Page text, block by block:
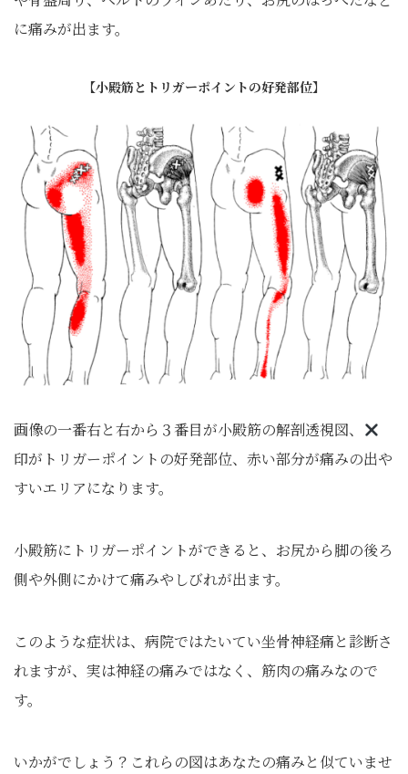
に痛みが出ます。
【小殿筋とトリガーポイントの好発部位】
画像の一番右と右から３番目が小殿筋の解剖透視図、
印がトリガーポイントの好発部位、赤い部分が痛みの出や
すいエリアになります。
小殿筋にトリガーポイントができると、お尻から脚の後ろ
側や外側にかけて痛みやしびれが出ます。
このような症状は、病院ではたいてい坐骨神経痛と診断さ
れますが、実は神経の痛みではなく、筋肉の痛みなので
す。
いかがでしょう？これらの図はあなたの痛みと似ていませ